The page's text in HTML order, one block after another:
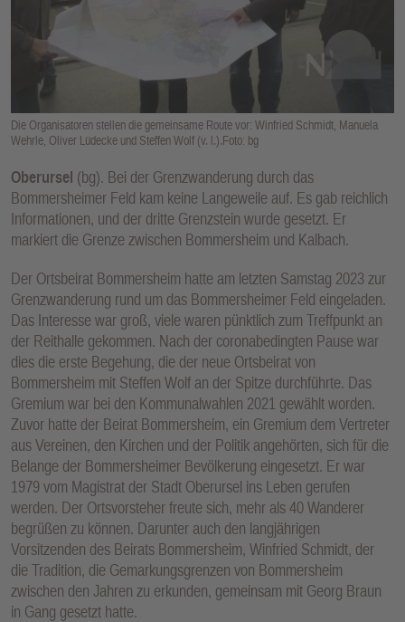
Die Organisatoren stellen die gemeinsame Route vor: Winfried Schmidt, Manuela
Wehrle, Oliver Lüdecke und Steffen Wolf (v. l.).Foto: bg
Oberursel (bg). Bei der Grenzwanderung durch das
Bommersheimer Feld kam keine Langeweile auf. Es gab reichlich
Informationen, und der dritte Grenzstein wurde gesetzt. Er
markiert die Grenze zwischen Bommersheim und Kalbach.
Der Ortsbeirat Bommersheim hatte am letzten Samstag 2023 zur
Grenzwanderung rund um das Bommersheimer Feld eingeladen.
Das Interesse war groß, viele waren pünktlich zum Treffpunkt an
der Reithalle gekommen. Nach der coronabedingten Pause war
dies die erste Begehung, die der neue Ortsbeirat von
Bommersheim mit Steffen Wolf an der Spitze durchführte. Das
Gremium war bei den Kommunalwahlen 2021 gewählt worden.
Zuvor hatte der Beirat Bommersheim, ein Gremium dem Vertreter
aus Vereinen, den Kirchen und der Politik angehörten, sich für die
Belange der Bommersheimer Bevölkerung eingesetzt. Er war
1979 vom Magistrat der Stadt Oberursel ins Leben gerufen
werden. Der Ortsvorsteher freute sich, mehr als 40 Wanderer
begrüßen zu können. Darunter auch den langjährigen
Vorsitzenden des Beirats Bommersheim, Winfried Schmidt, der
die Tradition, die Gemarkungsgrenzen von Bommersheim
zwischen den Jahren zu erkunden, gemeinsam mit Georg Braun
in Gang gesetzt hatte.